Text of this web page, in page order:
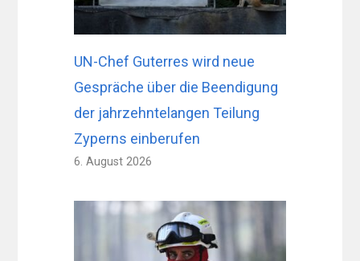
UN-Chef Guterres wird neue
Gespräche über die Beendigung
der jahrzehntelangen Teilung
Zyperns einberufen
6. August 2026